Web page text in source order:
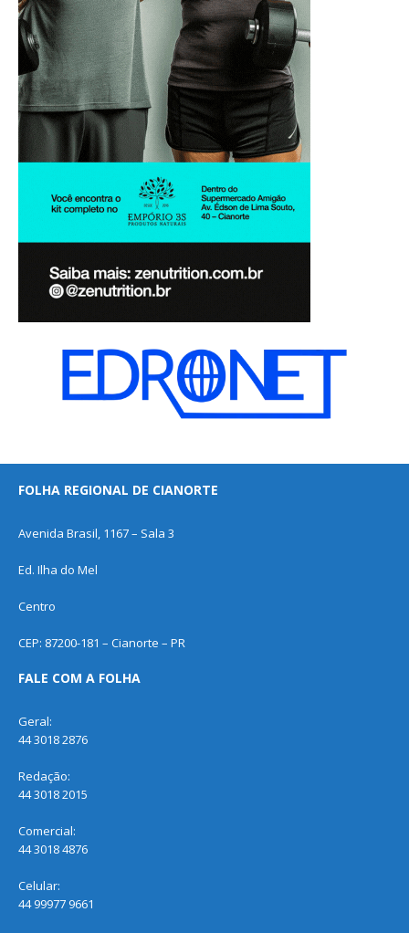
FOLHA REGIONAL DE CIANORTE
Avenida Brasil, 1167 – Sala 3
Ed. Ilha do Mel
Centro
CEP: 87200-181 – Cianorte – PR
FALE COM A FOLHA
Geral:
44 3018 2876
Redação:
44 3018 2015
Comercial:
44 3018 4876
Celular:
44 99977 9661